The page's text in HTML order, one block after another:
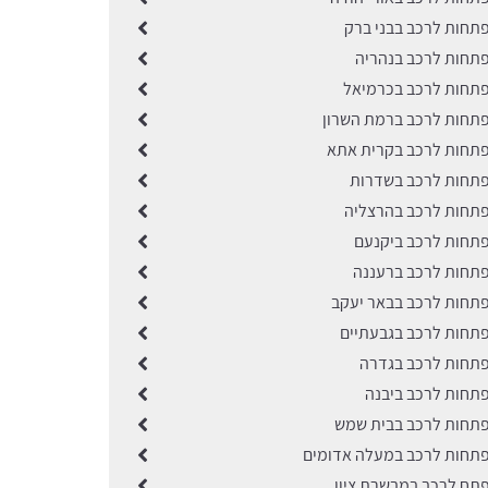
לרכב בבני ברק
לרכב בנהריה
לרכב בכרמיאל
לרכב ברמת השרון
לרכב בקרית אתא
לרכב בשדרות
לרכב בהרצליה
לרכב ביקנעם
לרכב ברעננה
לרכב בבאר יעקב
לרכב בגבעתיים
לרכב בגדרה
לרכב ביבנה
לרכב בבית שמש
לרכב במעלה אדומים